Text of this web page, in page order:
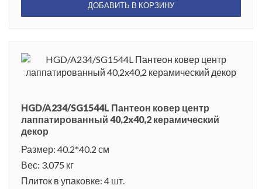
ДОБАВИТЬ В КОРЗИНУ
HGD/A234/SG1544L Пантеон ковер центр
лаппатированный 40,2x40,2 керамический
декор
Размер: 40.2*40.2 см
Вес: 3.075 кг
Плиток в упаковке: 4 шт.